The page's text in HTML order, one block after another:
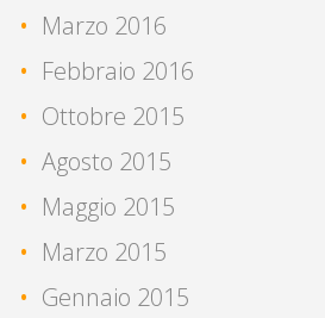
Marzo 2016
Febbraio 2016
Ottobre 2015
Agosto 2015
Maggio 2015
Marzo 2015
Gennaio 2015